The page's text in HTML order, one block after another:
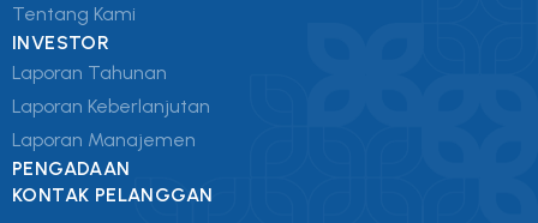
Tentang Kami
INVESTOR
Laporan Tahunan
Laporan Keberlanjutan
Laporan Manajemen
PENGADAAN
KONTAK PELANGGAN